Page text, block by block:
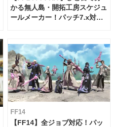
かる無人島・開拓工房スケジュ
ールメーカー！パッチ7.x対応
FF14
【FF14】全ジョブ対応！パッ